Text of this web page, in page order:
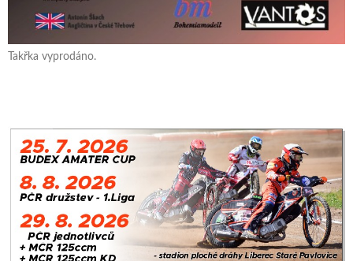
Takřka vyprodáno.